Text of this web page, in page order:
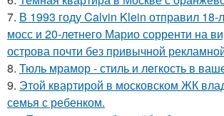
7. В 1993 году Calvin Klein отправил 18-
мосс и 20-летнего Марио сорренти на
острова почти без привычной
8. Тюль мрамор - стиль и лeгкость в
9. Этой квартирой в московском ЖК
семья с ребенком.